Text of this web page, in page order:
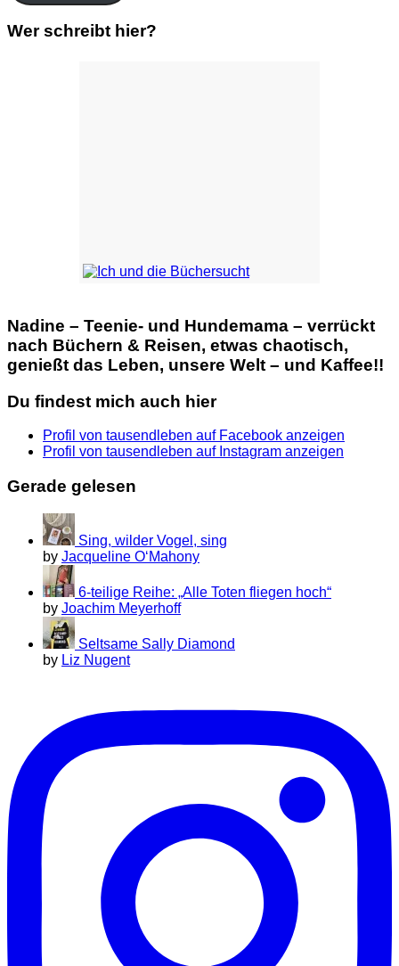
Wer schreibt hier?
Nadine – Teenie- und Hundemama – verrückt
nach Büchern & Reisen, etwas chaotisch,
genießt das Leben, unsere Welt – und Kaffee!!
Du findest mich auch hier
Profil von tausendleben auf Facebook anzeigen
Profil von tausendleben auf Instagram anzeigen
Gerade gelesen
Sing, wilder Vogel, sing
by Jacqueline O‘Mahony
6-teilige Reihe: „Alle Toten fliegen hoch“
by Joachim Meyerhoff
Seltsame Sally Diamond
by Liz Nugent